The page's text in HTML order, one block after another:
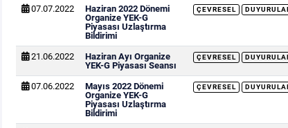
07.07.2022
Haziran 2022 Dönemi
Organize YEK-G
Piyasası Uzlaştırma
Bildirimi
ÇEVRESEL
21.06.2022
Haziran Ayı Organize
YEK-G Piyasası Seansı
ÇEVRESEL
07.06.2022
Mayıs 2022 Dönemi
Organize YEK-G
Piyasası Uzlaştırma
Bildirimi
ÇEVRESEL